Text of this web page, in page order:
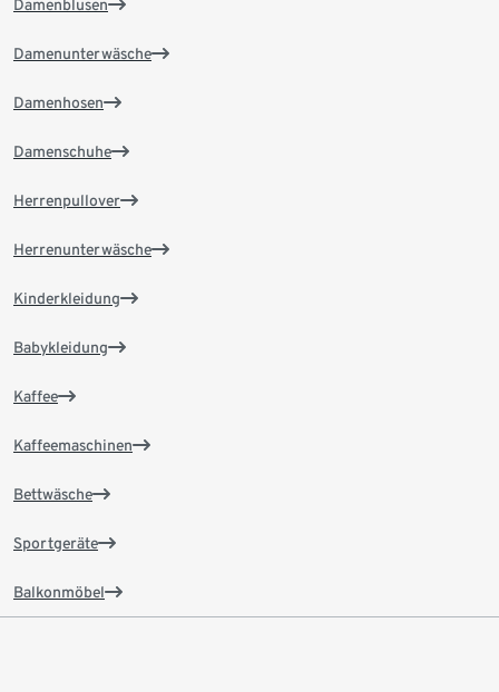
Damenblusen
Damenunterwäsche
Damenhosen
Damenschuhe
Herrenpullover
Herrenunterwäsche
Kinderkleidung
Babykleidung
Kaffee
Kaffeemaschinen
Bettwäsche
Sportgeräte
Balkonmöbel